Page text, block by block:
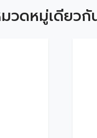
มวดหมู่เดียวกั